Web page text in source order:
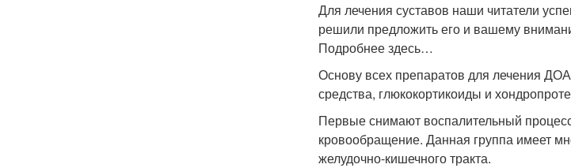
Для лечения суставов наши читатели
решили предложить его и вашему
Подробнее здесь…
Основу всех препаратов для лечения
средства, глюкокортикоиды и
Первые снимают воспалительный
кровообращение. Данная группа имеет
желудочно-кишечного тракта.